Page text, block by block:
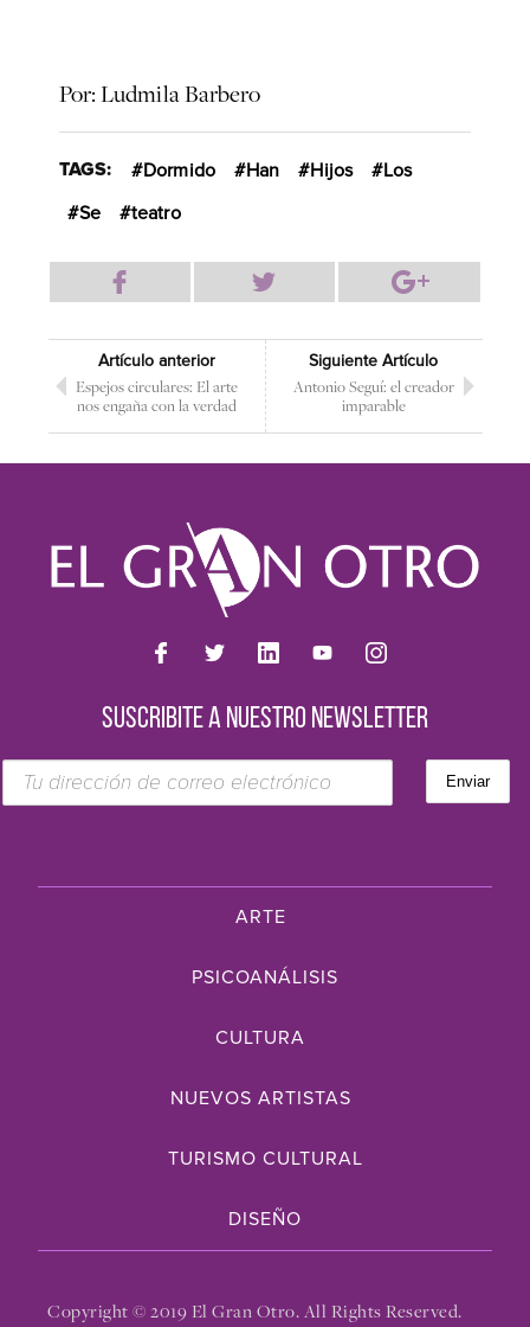
Por: Ludmila Barbero
TAGS: Dormido Han Hijos
Los
Se
teatro
Artículo anterior
Espejos circulares: El arte
nos engaña con la verdad
Siguiente Artículo
Antonio Seguí: el creador
imparable
SUSCRIBITE A NUESTRO NEWSLETTER
ARTE
PSICOANÁLISIS
CULTURA
NUEVOS ARTISTAS
TURISMO CULTURAL
DISEÑO
Copyright © 2019 El Gran Otro. All Rights Reserved.